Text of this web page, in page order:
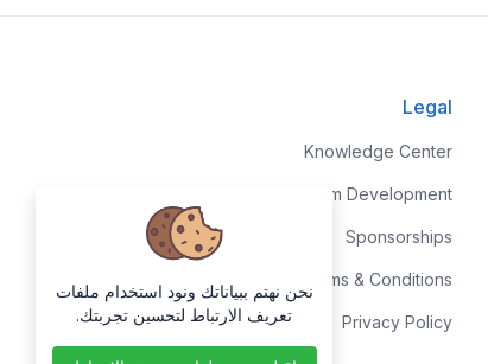
Legal
Knowledge Center
Custom Development
Sponsorships
Terms & Conditions
Privacy Policy
نحن نهتم ببياناتك ونود استخدام ملفات
تعريف الارتباط لتحسين تجربتك.